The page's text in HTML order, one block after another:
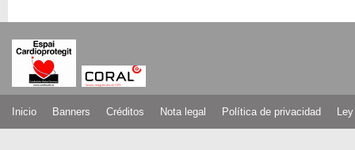
Inicio Banners Créditos Nota legal Política de privacidad